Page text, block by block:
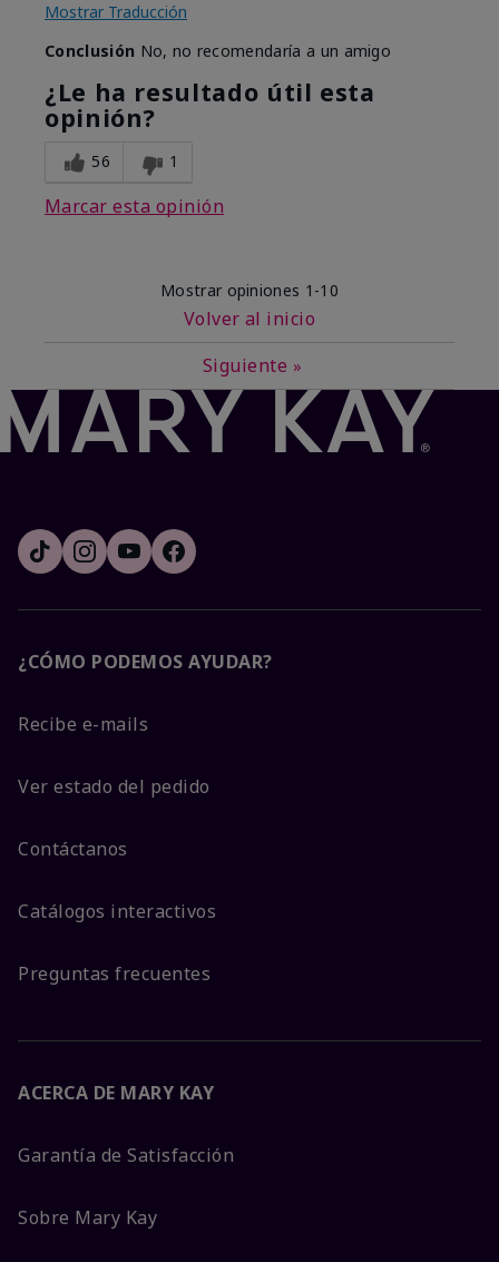
Mostrar Traducción
Conclusión No, no recomendaría a un amigo
¿Le ha resultado útil esta
opinión?
56 1
Marcar esta opinión
Mostrar opiniones 1-10
Volver al inicio
Siguiente »
¿CÓMO PODEMOS AYUDAR?
Recibe e-mails
Ver estado del pedido
Contáctanos
Catálogos interactivos
Preguntas frecuentes
ACERCA DE MARY KAY
Garantía de Satisfacción
Sobre Mary Kay